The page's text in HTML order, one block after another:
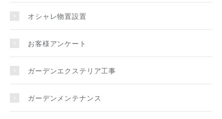
オシャレ物置設置
お客様アンケート
ガーデンエクステリア工事
ガーデンメンテナンス